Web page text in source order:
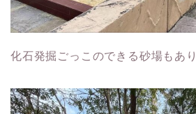
化石発掘ごっこのできる砂場もあり